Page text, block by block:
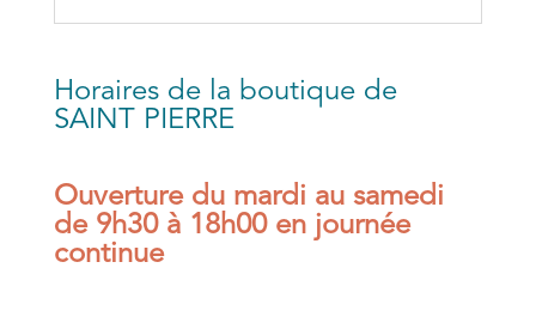
Horaires de la boutique de
SAINT PIERRE
Ouverture du mardi au samedi
de 9h30 à 18h00 en journée
continue